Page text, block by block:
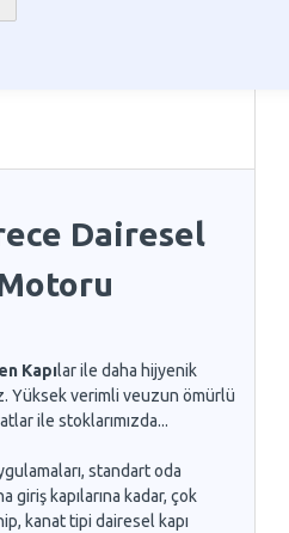
Dairesel
Kapılar ile daha hijyenik
Yüksek verimli veuzun ömürlü
ile stoklarımızda...
standart oda
giriş kapılarına kadar, çok
kanat tipi dairesel kapı